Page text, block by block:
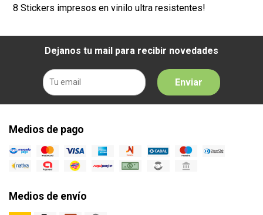
8 Stickers impresos en vinilo ultra resistentes!
Dejanos tu mail para recibir novedades
Enviar
Medios de pago
Medios de envío